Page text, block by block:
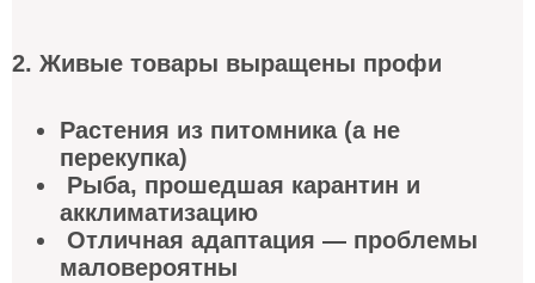
2. Живые товары выращены профи
Растения из питомника (а не
перекупка)
Рыба, прошедшая карантин и
акклиматизацию
Отличная адаптация — проблемы
маловероятны